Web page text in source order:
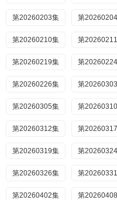
第20260203集 第
第20260210集 第
第20260219集 第
第20260226集 第
第20260305集 第
第20260312集 第
第20260319集 第
第20260326集 第
第20260402集 第